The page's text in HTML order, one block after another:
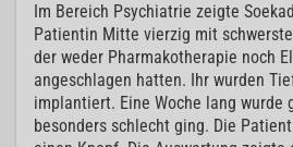
Im Bereich Psychiatrie zeigte
Patientin Mitte vierzig mit
der weder Pharmakotherapie noch
angeschlagen hatten. Ihr wurden
implantiert. Eine Woche lang wurde
besonders schlecht ging. Die